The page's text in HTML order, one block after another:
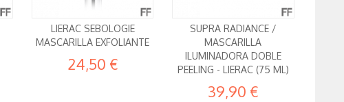
LIERAC SEBOLOGIE
MASCARILLA EXFOLIANTE
24,50 €
SUPRA RADIANCE /
MASCARILLA
ILUMINADORA DOBLE
PEELING - LIERAC (75 ML)
39,90 €